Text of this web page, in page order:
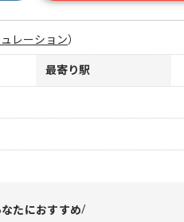
レーション）
最寄り駅
たにおすすめ